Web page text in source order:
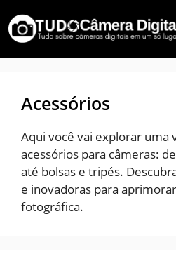
Acessórios
Aqui você vai explorar uma
acessórios para câmeras:
até bolsas e tripés.
e inovadoras para
fotográfica.